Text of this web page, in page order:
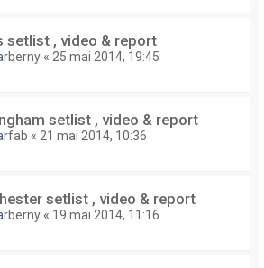
setlist , video & report
berny « 25 mai 2014, 19:45
setlist , video & report
fab « 21 mai 2014, 10:36
setlist , video & report
berny « 19 mai 2014, 11:16